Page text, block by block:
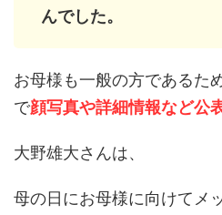
んでした。
お母様も一般の方であるた
で顔写真や詳細情報など公
大野雄大さんは、
母の日にお母様に向けてメ